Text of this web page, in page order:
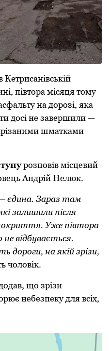
півтора місяця тому
на дорозі, яка
досі не завершили —
шматками
розповів місцевий
Андрій Нелюк.
єдина. Зараз там
залишили після
Уже півтора
не відбувається.
дороги, на якій зрізи,
чоловік.
що зрізи
небезпеку для всіх,